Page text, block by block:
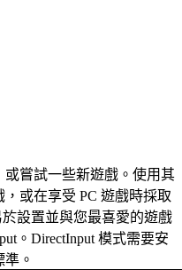
嘗試一些新遊戲。使用其
或在享受 PC 遊戲時採取
設置並與您最喜愛的遊戲
。DirectInput 模式需要安
。